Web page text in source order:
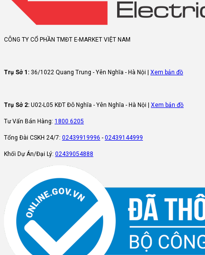
CÔNG TY CỔ PHẦN TMĐT E-MARKET VIỆT NAM
Trụ Sở 1: 36/1022 Quang Trung - Yên Nghĩa - Hà Nội | Xem bản đồ
Trụ Sở 2: U02-L05 KĐT Đô Nghĩa - Yên Nghĩa - Hà Nội | Xem bản đồ
Tư Vấn Bán Hàng: 1800 6205
Tổng Đài CSKH 24/7: 02439919996 - 02439144999
Khối Dự Án/Đại Lý: 02439054888